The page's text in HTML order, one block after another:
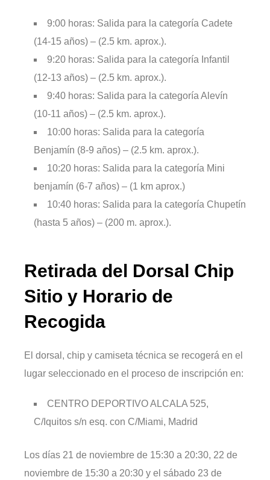
9:00 horas: Salida para la categoría Cadete
(14-15 años) – (2.5 km. aprox.).
9:20 horas: Salida para la categoría Infantil
(12-13 años) – (2.5 km. aprox.).
9:40 horas: Salida para la categoría Alevín
(10-11 años) – (2.5 km. aprox.).
10:00 horas: Salida para la categoría
Benjamín (8-9 años) – (2.5 km. aprox.).
10:20 horas: Salida para la categoría Mini
benjamín (6-7 años) – (1 km aprox.)
10:40 horas: Salida para la categoría Chupetín
(hasta 5 años) – (200 m. aprox.).
Retirada del Dorsal Chip
Sitio y Horario de
Recogida
El dorsal, chip y camiseta técnica se recogerá en el
lugar seleccionado en el proceso de inscripción en:
CENTRO DEPORTIVO ALCALA 525,
C/Iquitos s/n esq. con C/Miami, Madrid
Los días 21 de noviembre de 15:30 a 20:30, 22 de
noviembre de 15:30 a 20:30 y el sábado 23 de